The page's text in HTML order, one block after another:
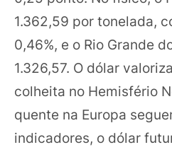
1.362,59 por tonelada,
0,46%, e o Rio Grande
1.326,57. O dólar
colheita no Hemisfério
quente na Europa
indicadores, o dólar